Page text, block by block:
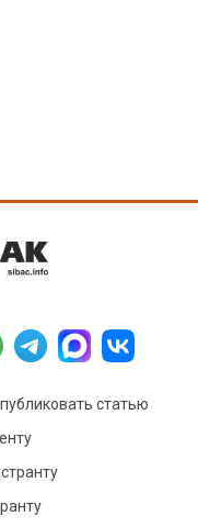
статью